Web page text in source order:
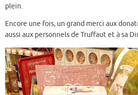
plein.
Encore une fois, un grand merci aux
aussi aux personnels de Truffaut et à sa